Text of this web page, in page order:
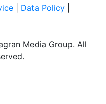
Data Policy
Media Group. All